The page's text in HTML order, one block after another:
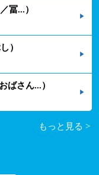
冨...）
）
ばさん...）
もっと見る >